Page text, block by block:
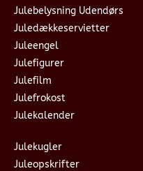
Julebelysning Udendørs
Juledækkeservietter
Juleengel
Julefigurer
Julefilm
Julefrokost
Julekalender
Julekugler
Juleopskrifter